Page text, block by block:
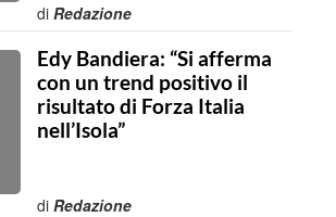
di Redazione
Edy Bandiera: “Si afferma
con un trend positivo il
risultato di Forza Italia
nell’Isola”
di Redazione